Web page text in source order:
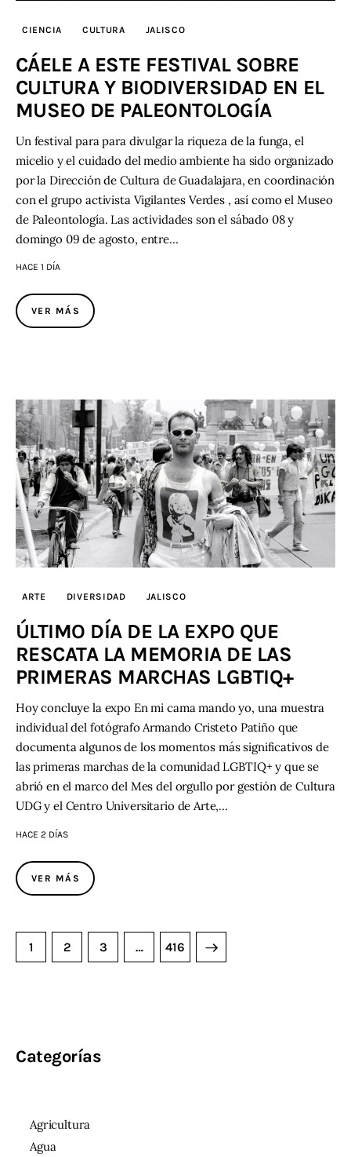
CIENCIA CULTURA JALISCO
CÁELE A ESTE FESTIVAL SOBRE
CULTURA Y BIODIVERSIDAD EN EL
MUSEO DE PALEONTOLOGÍA
Un festival para para divulgar la riqueza de la funga, el
micelio y el cuidado del medio ambiente ha sido organizado
por la Dirección de Cultura de Guadalajara, en coordinación
con el grupo activista Vigilantes Verdes , así como el Museo
de Paleontología. Las actividades son el sábado 08 y
domingo 09 de agosto, entre…
HACE 1 DÍA
VER MÁS
ARTE DIVERSIDAD JALISCO
ÚLTIMO DÍA DE LA EXPO QUE
RESCATA LA MEMORIA DE LAS
PRIMERAS MARCHAS LGBTIQ+
Hoy concluye la expo En mi cama mando yo, una muestra
individual del fotógrafo Armando Cristeto Patiño que
documenta algunos de los momentos más significativos de
las primeras marchas de la comunidad LGBTIQ+ y que se
abrió en el marco del Mes del orgullo por gestión de Cultura
UDG y el Centro Universitario de Arte,…
HACE 2 DÍAS
VER MÁS
1 2 3 … 416
>
Categorías
Agricultura
Agua